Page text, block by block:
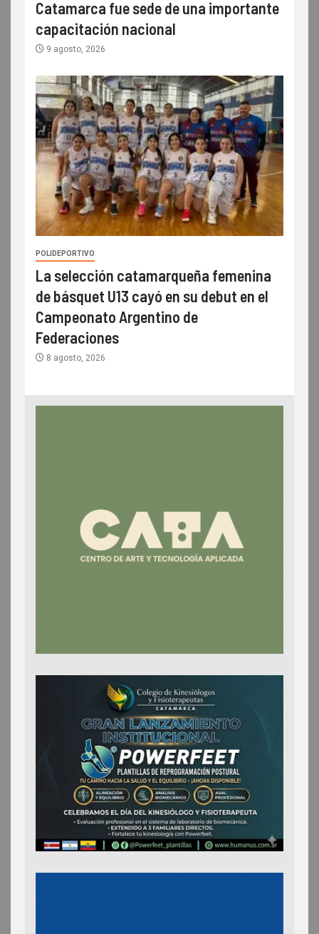
Catamarca fue sede de una importante
capacitación nacional
9 agosto, 2026
POLIDEPORTIVO
La selección catamarqueña femenina
de básquet U13 cayó en su debut en el
Campeonato Argentino de
Federaciones
8 agosto, 2026